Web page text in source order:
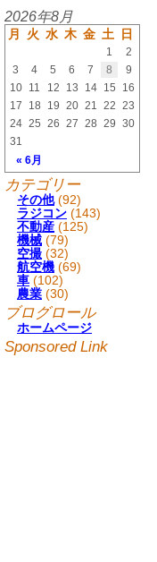
2026年8月
月 火 水 木 金 土 日
« 6月
1
2
3
4 5 6 7 8
9
10
11 12 13 14 15
16
17
18 19 20 21 22 23
24 25 26 27 28 29 30
31
カテゴリー
その他(92)
ラジコン (143)
不動産 (125)
機械 (79)
空撮 (32)
航空機 (69)
車 (102)
農業 (30)
ブログロール
ホームページ
Sponsored Link